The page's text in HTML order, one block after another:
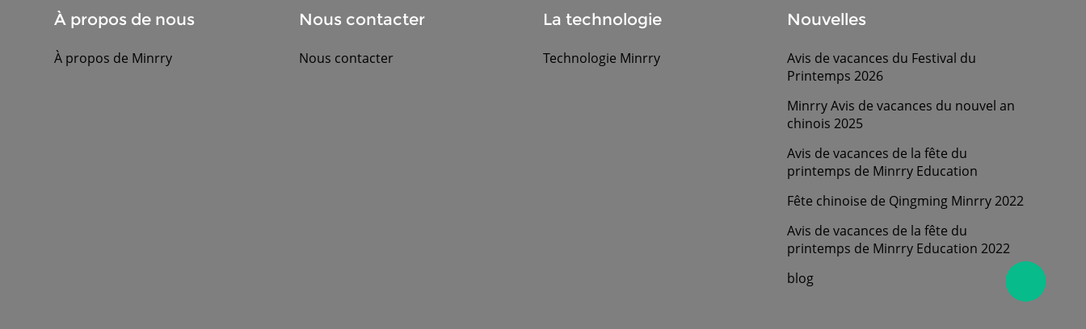
À propos de nous
À propos de Minrry
Nous contacter
Nous contacter
La technologie
Technologie Minrry
Nouvelles
Avis de vacances du Festival du
Printemps 2026
Minrry Avis de vacances du nouvel an
chinois 2025
Avis de vacances de la fête du
printemps de Minrry Education
Fête chinoise de Qingming Minrry 2022
Avis de vacances de la fête du
printemps de Minrry Education 2022
blog